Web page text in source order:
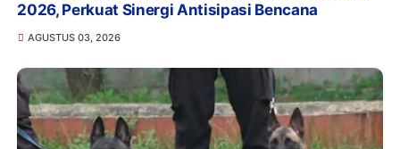
2026, Perkuat Sinergi Antisipasi Bencana
AGUSTUS 03, 2026